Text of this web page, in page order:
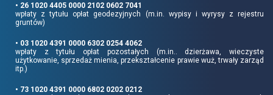
• 26 1020 4405 0000 2102 0602 7041
wpłaty z tytułu opłat geodezyjnych (m.in. wypisy i wyrysy z rejestru
gruntów)
• 03 1020 4391 0000 6302 0254 4062
wpłaty z tytułu opłat pozostałych (m.in.. dzierżawa, wieczyste
użytkowanie, sprzedaż mienia, przekształcenie prawie wuż, trwały zarząd
itp.)
• 73 1020 4391 0000 6802 0202 0212